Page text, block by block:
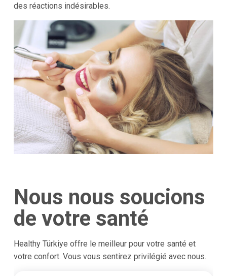
des réactions indésirables.
Nous nous soucions
de votre santé
Healthy Türkiye offre le meilleur pour votre santé et
votre confort. Vous vous sentirez privilégié avec nous.